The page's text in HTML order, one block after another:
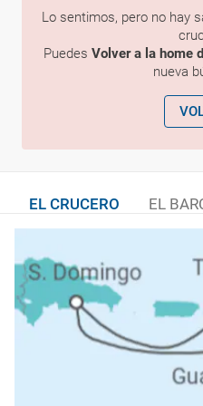
Lo sentimos, pero no hay
Puedes Volver a la home
nueva
EL CRUCERO EL